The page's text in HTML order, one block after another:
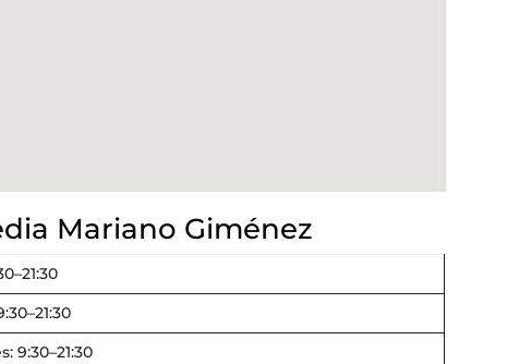
Mariano Giménez
9:30–21:30